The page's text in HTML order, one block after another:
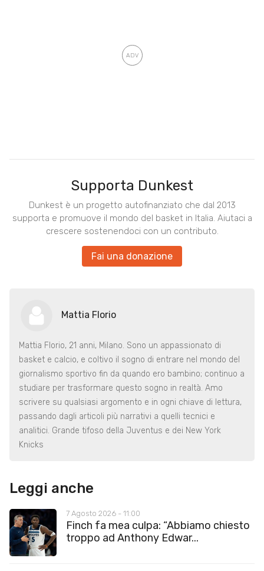
Supporta Dunkest
Dunkest è un progetto autofinanziato che dal 2013
supporta e promuove il mondo del basket in Italia. Aiutaci a
crescere sostenendoci con un contributo.
Fai una donazione
Mattia Florio
Mattia Florio, 21 anni, Milano. Sono un appassionato di
basket e calcio, e coltivo il sogno di entrare nel mondo del
giornalismo sportivo fin da quando ero bambino; continuo a
studiare per trasformare questo sogno in realtà. Amo
scrivere su qualsiasi argomento e in ogni chiave di lettura,
passando dagli articoli più narrativi a quelli tecnici e
analitici. Grande tifoso della Juventus e dei New York
Knicks
Leggi anche
7 Agosto 2026 - 11:00
Finch fa mea culpa: “Abbiamo chiesto
troppo ad Anthony Edwar...